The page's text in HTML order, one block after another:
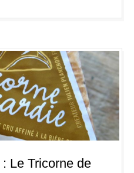
Le Tricorne de